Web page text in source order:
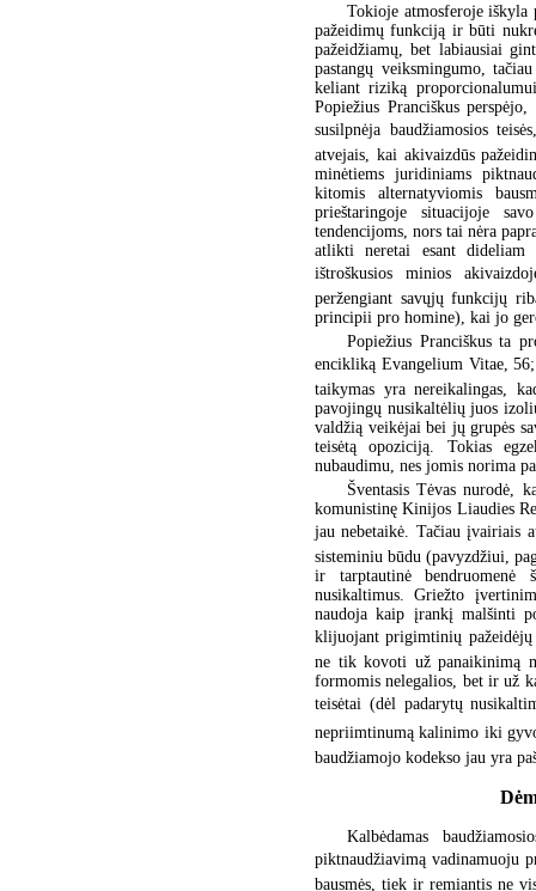
Tokioje atmosferoje iškyla
pažeidimų funkciją ir būti
pažeidžiamų, bet labiausiai
pastangų veiksmingumo,
keliant riziką
Popiežius Pranciškus
susilpnėja baudžiamosios
atvejais, kai akivaizdūs
minėtiems juridiniams
kitomis alternatyviomis
prieštaringoje situacijoje
tendencijoms, nors tai nėra
atlikti neretai esant dideliam
ištroškusios minios
peržengiant savųjų funkcijų
principii pro homine), kai jo
Popiežius Pranciškus ta
encikliką Evangelium Vitae,
taikymas yra nereikalingas,
pavojingų nusikaltėlių juos
valdžią veikėjai bei jų grupės
teisėtą opoziciją. Tokias
nubaudimu, nes jomis norima
Šventasis Tėvas nurodė,
komunistinę Kinijos Liaudies
jau nebetaikė. Tačiau įvairiais
sisteminiu būdu (pavyzdžiui,
ir tarptautinė bendruomenė
nusikaltimus. Griežto
naudoja kaip įrankį malšinti
klijuojant prigimtinių
ne tik kovoti už panaikinimą
formomis nelegalios, bet ir už
teisėtai (dėl padarytų
nepriimtinumą kalinimo iki
baudžiamojo kodekso jau yra
Kalbėdamas
piktnaudžiavimą vadinamuoju
bausmės, tiek ir remiantis ne